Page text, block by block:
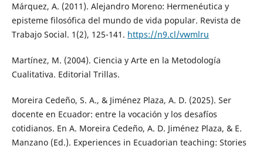
Márquez, A. (2011). Alejandro Moreno: Hermenéutica y
episteme filosófica del mundo de vida popular. Revista de
Trabajo Social. 1(2), 125-141. https://n9.cl/vwmlru
Martínez, M. (2004). Ciencia y Arte en la Metodología
Cualitativa. Editorial Trillas.
Moreira Cedeño, S. A., & Jiménez Plaza, A. D. (2025). Ser
docente en Ecuador: entre la vocación y los desafíos
cotidianos. En A. Moreira Cedeño, A. D. Jiménez Plaza, & E.
Manzano (Ed.). Experiences in Ecuadorian teaching: Stories